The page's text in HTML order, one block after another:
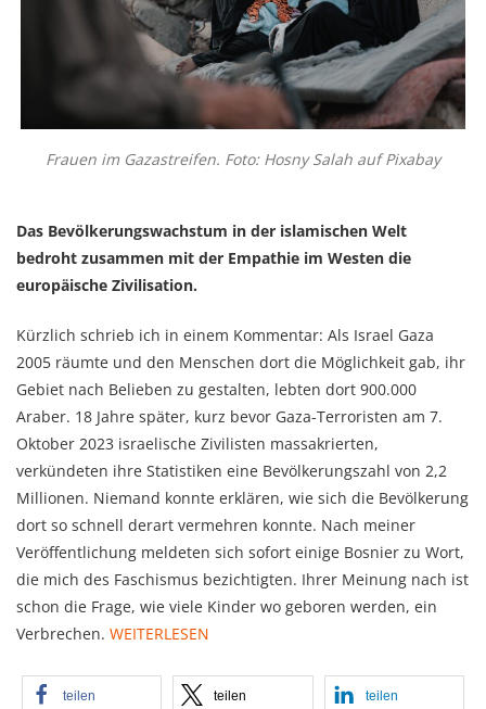
Frauen im Gazastreifen. Foto: Hosny Salah auf Pixabay
Das Bevölkerungswachstum in der islamischen Welt
bedroht zusammen mit der Empathie im Westen die
europäische Zivilisation.
Kürzlich schrieb ich in einem Kommentar: Als Israel Gaza
2005 räumte und den Menschen dort die Möglichkeit gab, ihr
Gebiet nach Belieben zu gestalten, lebten dort 900.000
Araber. 18 Jahre später, kurz bevor Gaza-Terroristen am 7.
Oktober 2023 israelische Zivilisten massakrierten,
verkündeten ihre Statistiken eine Bevölkerungszahl von 2,2
Millionen. Niemand konnte erklären, wie sich die Bevölkerung
dort so schnell derart vermehren konnte. Nach meiner
Veröffentlichung meldeten sich sofort einige Bosnier zu Wort,
die mich des Faschismus bezichtigten. Ihrer Meinung nach ist
schon die Frage, wie viele Kinder wo geboren werden, ein
Verbrechen. WEITERLESEN
teilen teilen teilen